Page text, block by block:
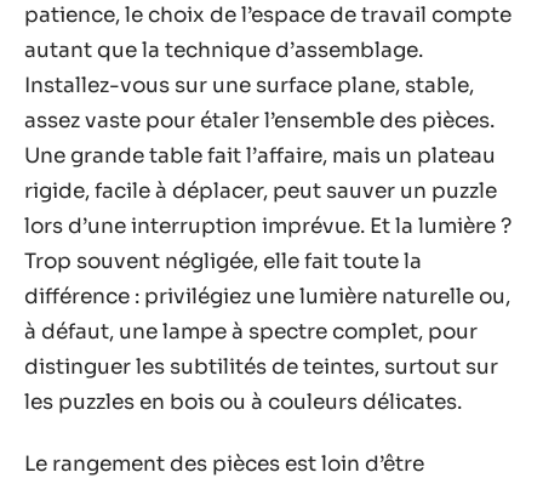
patience, le choix de l’espace de travail compte
autant que la technique d’assemblage.
Installez-vous sur une surface plane, stable,
assez vaste pour étaler l’ensemble des pièces.
Une grande table fait l’affaire, mais un plateau
rigide, facile à déplacer, peut sauver un puzzle
lors d’une interruption imprévue. Et la lumière ?
Trop souvent négligée, elle fait toute la
différence : privilégiez une lumière naturelle ou,
à défaut, une lampe à spectre complet, pour
distinguer les subtilités de teintes, surtout sur
les puzzles en bois ou à couleurs délicates.
Le rangement des pièces est loin d’être